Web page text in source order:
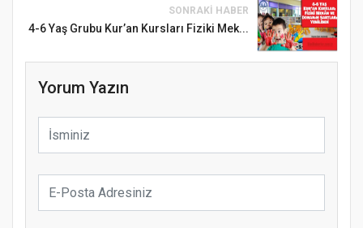
SONRAKI HABER
4-6 Yaş Grubu Kur’an Kursları Fiziki Mek...
Yorum Yazın
Samsun Atakum’da Ayasofya Camii
Etkinliği
Türkiye’de insanlar dinle bağlarını